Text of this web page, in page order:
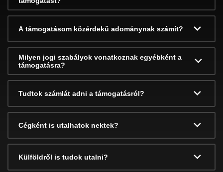
A támogatásom közérdekű adománynak számít?
Milyen jogi szabályok vonatkoznak egyébként a
támogatásra?
Tudtok számlát adni a támogatásról?
Cégként is utalhatok nektek?
Külföldről is tudok utalni?